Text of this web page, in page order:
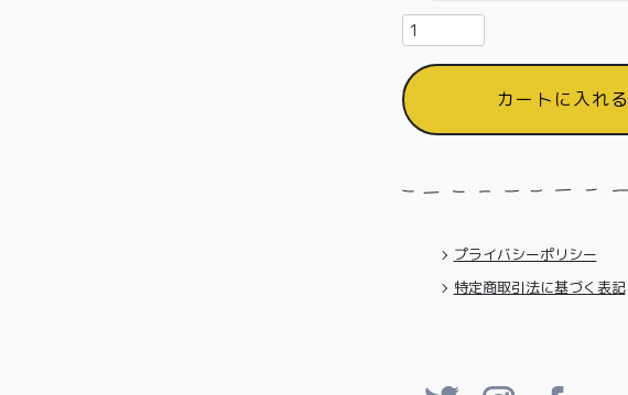
カートに入れる
プライバシーポリシー
特定商取引法に基づく表記